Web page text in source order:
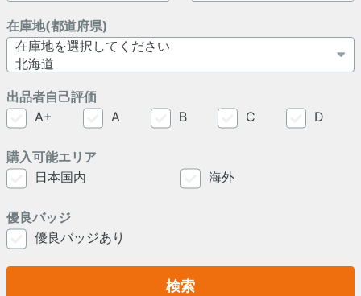
在庫地(都道府県)
出品者自己評価
A+
A B C D
購入可能エリア
日本国内
海外
優良バッジ
優良バッジあり
検索